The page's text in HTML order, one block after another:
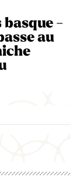
basque -
au